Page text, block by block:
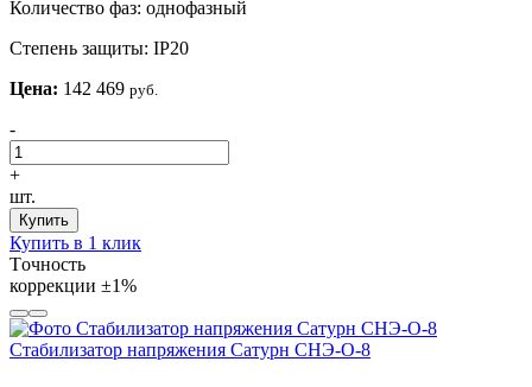
Количество фаз: однофазный
Степень защиты: IP20
Цена: 142 469 руб.
-
+
шт.
Купить
Купить в 1 клик
Tочность
коррекции ±1%
Стабилизатор напряжения Сатурн СНЭ-О-8